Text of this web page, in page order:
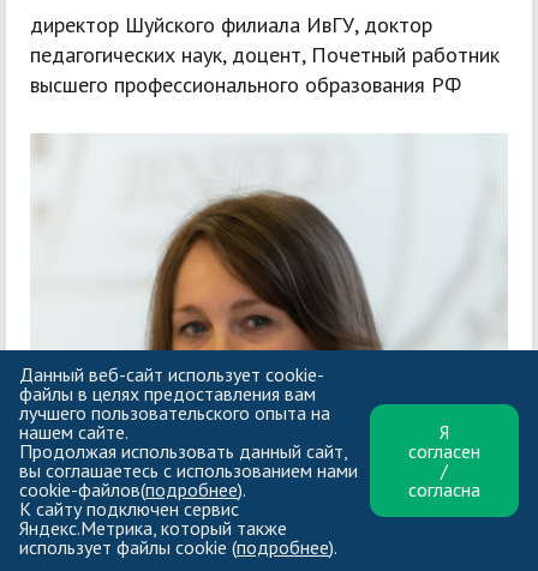
директор Шуйского филиала ИвГУ, доктор
педагогических наук, доцент, Почетный работник
высшего профессионального образования РФ
Данный веб-сайт использует cookie-
файлы в целях предоставления вам
лучшего пользовательского опыта на
нашем сайте.
Продолжая использовать данный сайт,
вы соглашаетесь с использованием нами
cookie-файлов(подробнее).
К сайту подключен сервис
Яндекс.Метрика, который также
использует файлы cookie (подробнее).
Я
согласен
/
согласна